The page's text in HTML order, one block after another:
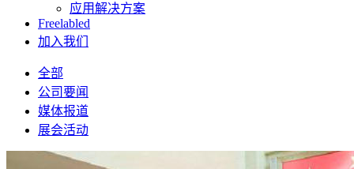
应用解决方案
Freelabled
加入我们
全部
公司要闻
媒体报道
展会活动